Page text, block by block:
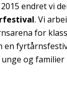
endret vi
. Vi
for
en
og familier